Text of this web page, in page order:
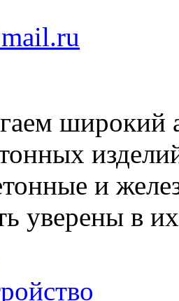
широкий
и
уверены в их